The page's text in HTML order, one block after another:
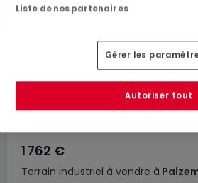
Terrain industriel à vendre à
1 762 €
Liste de nos partenaires
Gérer les
Autoriser tout